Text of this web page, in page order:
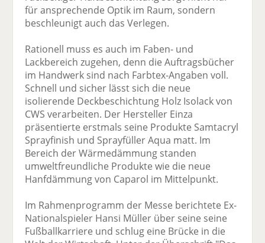
für ansprechende Optik im Raum, sondern
beschleunigt auch das Verlegen.
Rationell muss es auch im Faben- und
Lackbereich zugehen, denn die Auftragsbücher
im Handwerk sind nach Farbtex-Angaben voll.
Schnell und sicher lässt sich die neue
isolierende Deckbeschichtung Holz Isolack von
CWS verarbeiten. Der Hersteller Einza
präsentierte erstmals seine Produkte Samtacryl
Sprayfinish und Sprayfüller Aqua matt. Im
Bereich der Wärmedämmung standen
umweltfreundliche Produkte wie die neue
Hanfdämmung von Caparol im Mittelpunkt.
Im Rahmenprogramm der Messe berichtete Ex-
Nationalspieler Hansi Müller über seine seine
Fußballkarriere und schlug eine Brücke in die